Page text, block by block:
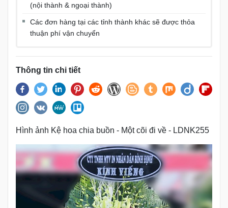
(nội thành & ngoại thành)
Các đơn hàng tại các tỉnh thành khác sẽ được thỏa
thuận phí vận chuyển
Thông tin chi tiết
Hình ảnh Kệ hoa chia buồn - Một cõi đi về - LDNK255